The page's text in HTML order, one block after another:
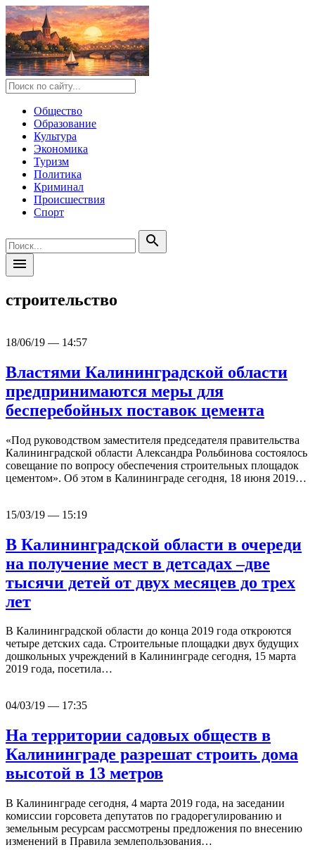
Общество
Образование
Культура
Экономика
Туризм
Политика
Криминал
Происшествия
Спорт
search
menu
строительство
18/06/19 — 14:57
Властями Калининградской области
предпринимаются меры для
бесперебойных поставок цемента
«Под руководством заместителя председателя правительства
Калининградской области Александра Рольбинова состоялось
совещание по вопросу обеспечения строительных площадок
цементом». Об этом в Калининграде сегодня, 18 июня 2019…
15/03/19 — 15:19
В Калининградской области в очереди
на получение мест в детсадах –две
тысячи детей от двух месяцев до трех
лет
В Калининградской области до конца 2019 года откроются
четыре детских сада. Строительные площадки двух будущих
дошкольных учреждений в Калининграде сегодня, 15 марта
2019 года, посетила…
04/03/19 — 17:35
На территории садовых обществ в
Калининграде разрешат строить дома
высотой в 13 метров
В Калининграде сегодня, 4 марта 2019 года, на заседании
комиссии горсовета депутатов по градорегулированию и
земельным ресурсам рассмотрены предложения по внесению
изменений в Правила землепользования…